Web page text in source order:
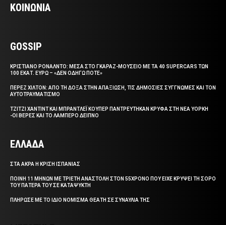
ΚΟΙΝΩΝΙΑ
GOSSIP
ΚΡΙΣΤΙΑΝΟ ΡΟΝΑΛΝΤΟ: ΜΕΣΑ ΣΤΟ ΓΚΑΡΑΖ-ΜΟΥΣΕΙΟ ΜΕ ΤΑ 40 SUPERCARS ΤΩΝ
100 ΕΚΑΤ. ΕΥΡΩ – «ΔΕΝ ΟΔΗΓΩ ΠΟΤΕ»
ΠΕΡΕΖ ΧΙΛΤΟΝ: ΑΠΟ ΤΗ ΔΟΞΑ ΣΤΗΝ ΑΠΑΞΙΩΣΗ, ΤΙΣ ΔΗΜΟΣΙΕΣ ΣΥΓΓΝΩΜΕΣ ΚΑΙ ΤΟΝ
ΑΥΤΟΤΡΑΥΜΑΤΙΣΜΟ
ΤΖΙΤΖΙ ΧΑΝΤΙΝΤ ΚΑΙ ΜΠΡΑΝΤΛΕΪ ΚΟΥΠΕΡ ΠΑΝΤΡΕΥΤΗΚΑΝ ΚΡΥΦΑ ΣΤΗ ΝΕΑ ΥΟΡΚΗ
-ΟΙ ΒΕΡΕΣ ΚΑΙ ΤΟ ΛΑΜΠΕΡΟ ΔΕΙΠΝΟ
ΕΛΛΑΔΑ
ΣΤΑ ΑΚΡΑ Η ΚΡΙΣΗ ΙΣΠΑΝΙΑΣ
ΠΟΙΝΗ 11 ΜΗΝΩΝ ΜΕ ΤΡΙΕΤΗ ΑΝΑΣΤΟΛΗ ΣΤΟΝ 55ΧΡΟΝΟ ΠΟΥ ΕΙΧΕ ΚΡΥΨΕΙ ΤΗ ΣΟΡΟ
ΤΟΥ ΠΑΤΕΡΑ ΤΟΥ ΣΕ ΚΑΤΑΨΥΚΤΗ
ΠΛΗΡΩΣΕ ΜΕ ΤΟ ΙΔΙΟ ΝΟΜΙΣΜΑ ΘΕΑΤΗ ΣΕ ΣΥΝΑΥΛΙΑ ΤΗΣ